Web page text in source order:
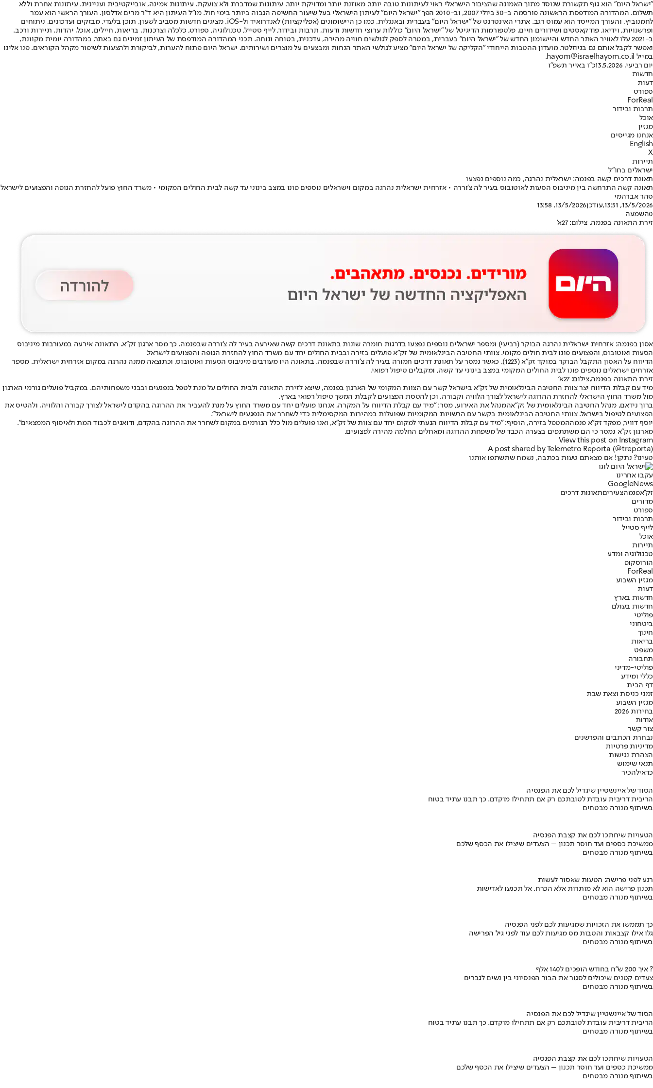
"ישראל היום" הוא גוף תקשורת שנוסד מתוך האמונה שהציבור הישראלי ראוי לעיתונות טובה יותר, מאוזנת יותר ומדויקת יותר. עיתונות שמדברת ולא צועקת. עיתונות אמינה, אובייקטיבית ועניינית. עיתונות אחרת וללא
תשלום. המהדורה המודפסת הראשונה פורסמה ב-30 ביולי 2007, וב-2010 הפך "ישראל היום" לעיתון הישראלי בעל שיעור החשיפה הגבוה ביותר בימי חול. מו"ל העיתון היא ד"ר מרים אדלסון. העורך הראשי הוא עמר
לחמנוביץ, והעורך המייסד הוא עמוס רגב. אתרי האינטרנט של "ישראל היום" בעברית ובאנגלית, כמו כן היישומונים (אפליקציות) לאנדרואיד ול-iOS, מציגים חדשות מסביב לשעון, תוכן בלעדי, מבזקים ועדכונים, ניתוחים
ופרשנויות, וידיאו, פודקאסטים ושידורים חיים. פלטפורמות הדיגיטל של "ישראל היום" כוללות ערוצי חדשות ודעות, תרבות ובידור, לייף סטייל, טכנולוגיה, ספורט, כלכלה וצרכנות, בריאות, חיילים, אוכל, יהדות, תיירות ורכב.
ב-2021 עלו לאוויר האתר החדש והיישומון החדש של "ישראל היום" בעברית, במטרה לספק לגולשים חוויה מהירה, עדכנית, בטוחה ונוחה. תכני המהדורה המודפסת של העיתון זמינים גם באתר, במהדורה יומית מקוונת,
ואפשר לקבל אותם גם בניוזלטר. מועדון ההטבות הייחודי "הקליקה של ישראל היום" מציע לגולשי האתר הנחות ומבצעים על מוצרים ושירותים. ישראל היום פתוח להערות, לביקורת ולהצעות לשיפור מקהל הקוראים. פנו אלינו
במייל hayom@israelhayom.co.il.
יום רביעי, 13.5.2026
כ"ו באייר תשפ"ו
חדשות
דעות
ספורט
ForReal
תרבות ובידור
אוכל
מגזין
אנחנו מגייסים
English
X
תיירות
ישראלים בחו"ל
תאונת דרכים קשה בפנמה: ישראלית נהרגה, כמה נוספים נפצעו
תאונה קשה התרחשה בין מיניבוס הסעות לאוטובוס בעיר לה צ'וררה • אזרחית ישראלית נהרגה במקום וישראלים נוספים פונו במצב בינוני עד קשה לבית החולים המקומי • משרד החוץ פועל להחזרת הגופה והפצועים לישראל
סהר אברהמי
13/5/2026, 13:51
,עודכן13/5/2026, 13:58
0השמעה
זירת התאונה בפנמה. צילום: 27א'
אסון בפנמה: אזרחית ישראלית נהרגה הבוקר (רביעי) ומספר ישראלים נוספים נפצעו בדרגות חומרה שונות בתאונת דרכים קשה שאירעה בעיר לה צ'וררה שבפנמה, כך מסר ארגון זק"א. התאונה אירעה במעורבות מיניבוס
הסעות ואוטובוס, והפצועים פונו לבית חולים מקומי. צוותי החטיבה הבינלאומית של זק"א פועלים בזירה ובבית החולים יחד עם משרד החוץ להחזרת הגופה והפצועים לישראל.
הדיווח על האסון התקבל הבוקר במוקד זק"א (1223), כאשר נמסר על תאונת דרכים חמורה בעיר לה צ'וררה שבפנמה. בתאונה היו מעורבים מיניבוס הסעות ואוטובוס, וכתוצאה ממנה נהרגה במקום אזרחית ישראלית. מספר
אזרחים ישראלים נוספים פונו לבית החולים המקומי במצב בינוני עד קשה, ומקבלים טיפול רפואי.
זירת התאונה בפנמה,צילום: 27א'
מיד עם קבלת הדיווח יצר צוות החטיבה הבינלאומית של זק"א בישראל קשר עם הצוות המקומי של הארגון בפנמה, שיצא לזירת התאונה ולבית החולים על מנת לטפל בנפגעים ובבני משפחותיהם. במקביל פועלים גורמי הארגון
מול משרד החוץ הישראלי להחזרת ההרוגה לישראל לצורך הלוויה וקבורה, וכן להטסת הפצועים לקבלת המשך טיפול רפואי בארץ.
ברוך נידאם, מנהל החטיבה הבינלאומית של זק"אהמנהל את האירוע, מסר: "מיד עם קבלת הדיווח על המקרה, אנחנו פועלים יחד עם משרד החוץ על מנת להעביר את ההרוגה בהקדם לישראל לצורך קבורה והלוויה, ולהטיס את
הפצועים לטיפול בישראל. צוותי החטיבה הבינלאומית בקשר עם הרשויות המקומיות שפועלות במהירות המקסימלית כדי לשחרר את הנפגעים לישראל".
יוסף דוויר, מפקד זק"א פנמההמטפל בזירה, הוסיף: "מיד עם קבלת הדיווח הגעתי למקום יחד עם צוות של זק"א, ואנו פועלים מול כלל הגורמים במקום לשחרר את ההרוגה בהקדם, ודואגים לכבוד המת ולאיסוף הממצאים".
מארגון זק"א נמסר כי הם משתתפים בצערה הכבד של משפחת ההרוגה ומאחלים החלמה מהירה לפצועים.
View this post on Instagram
A post shared by Telemetro Reporta (@treporta)
טעינו? נתקן! אם מצאתם טעות בכתבה, נשמח שתשתפו אותנו
עקבו אחרינו
Googl eNews
זק''אפנמהצעיריםתאונות דרכים
מדורים
ספורט
תרבות ובידור
לייף סטייל
אוכל
תיירות
טכנולוגיה ומדע
הורוסקופ
ForReal
מגזין השבוע
דעות
חדשות בארץ
חדשות בעולם
פוליטי
ביטחוני
חינוך
בריאות
משפט
תחבורה
פוליטי-מדיני
כללי ומידע
דף הבית
זמני כניסת וצאת שבת
מגזין השבוע
בחירות 2026
אודות
צור קשר
נבחרת הכתבים והפרשנים
מדיניות פרטיות
הצהרת נגישות
תנאי שימוש
כדאילהכיר
הסוד של איינשטיין שיגדיל לכם את הפנסיה
הריבית דריבית עובדת לטובתכם רק אם תתחילו מוקדם. כך תבנו עתיד בטוח
בשיתוף מנורה מבטחים
הטעויות שיחתכו לכם את קצבת הפנסיה
ממשיכת כספים ועד חוסר תכנון – הצעדים שיצילו את הכסף שלכם
בשיתוף מנורה מבטחים
רגע לפני פרישה: הטעות שאסור לעשות
תכנון פרישה הוא לא מותרות אלא הכרח. אל תכנעו לאדישות
בשיתוף מנורה מבטחים
כך תממשו את הזכויות שמגיעות לכם לפני הפנסיה
גלו אילו קצבאות והטבות מס מגיעות לכם עוד לפני גיל הפרישה
בשיתוף מנורה מבטחים
איך 200 ש"ח בחודש הופכים ל140 אלף ?
צעדים קטנים שיכולים לסגור את הבור הפנסיוני בין נשים לגברים
בשיתוף מנורה מבטחים
הסוד של איינשטיין שיגדיל לכם את הפנסיה
הריבית דריבית עובדת לטובתכם רק אם תתחילו מוקדם. כך תבנו עתיד בטוח
בשיתוף מנורה מבטחים
הטעויות שיחתכו לכם את קצבת הפנסיה
ממשיכת כספים ועד חוסר תכנון – הצעדים שיצילו את הכסף שלכם
בשיתוף מנורה מבטחים